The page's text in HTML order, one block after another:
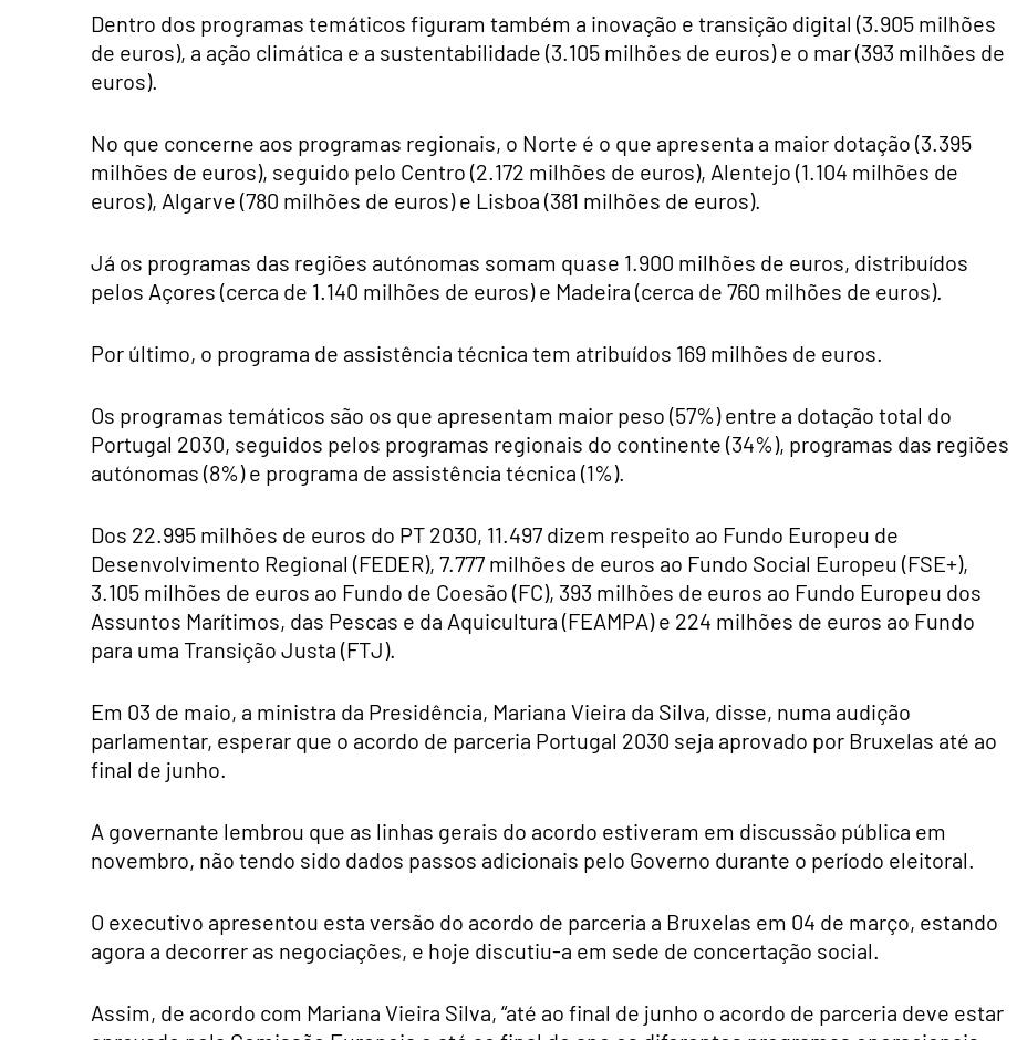
Dentro dos programas temáticos figuram também a inovação e transição digital (3.905 milhões
de euros), a ação climática e a sustentabilidade (3.105 milhões de euros) e o mar (393 milhões de
euros).
No que concerne aos programas regionais, o Norte é o que apresenta a maior dotação (3.395
milhões de euros), seguido pelo Centro (2.172 milhões de euros), Alentejo (1.104 milhões de
euros), Algarve (780 milhões de euros) e Lisboa (381 milhões de euros).
Já os programas das regiões autónomas somam quase 1.900 milhões de euros, distribuídos
pelos Açores (cerca de 1.140 milhões de euros) e Madeira (cerca de 760 milhões de euros).
Por último, o programa de assistência técnica tem atribuídos 169 milhões de euros.
Os programas temáticos são os que apresentam maior peso (57%) entre a dotação total do
Portugal 2030, seguidos pelos programas regionais do continente (34%), programas das regiões
autónomas (8%) e programa de assistência técnica (1%).
Dos 22.995 milhões de euros do PT 2030, 11.497 dizem respeito ao Fundo Europeu de
Desenvolvimento Regional (FEDER), 7.777 milhões de euros ao Fundo Social Europeu (FSE+),
3.105 milhões de euros ao Fundo de Coesão (FC), 393 milhões de euros ao Fundo Europeu dos
Assuntos Marítimos, das Pescas e da Aquicultura (FEAMPA) e 224 milhões de euros ao Fundo
para uma Transição Justa (FTJ).
Em 03 de maio, a ministra da Presidência, Mariana Vieira da Silva, disse, numa audição
parlamentar, esperar que o acordo de parceria Portugal 2030 seja aprovado por Bruxelas até ao
final de junho.
A governante lembrou que as linhas gerais do acordo estiveram em discussão pública em
novembro, não tendo sido dados passos adicionais pelo Governo durante o período eleitoral.
O executivo apresentou esta versão do acordo de parceria a Bruxelas em 04 de março, estando
agora a decorrer as negociações, e hoje discutiu-a em sede de concertação social.
Assim, de acordo com Mariana Vieira Silva, “até ao final de junho o acordo de parceria deve estar